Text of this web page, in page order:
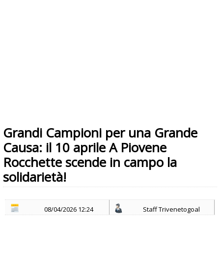
Grandi Campioni per una Grande
Causa: il 10 aprile A Piovene
Rocchette scende in campo la
solidarietà!
08/04/2026 12:24 Staff Trivenetogoal